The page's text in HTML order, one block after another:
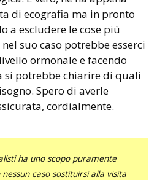
di ecografia ma in pronto
a escludere le cose più
suo caso potrebbe esserci
ormonale e facendo
si potrebbe chiarire di quali
Spero di averle
cordialmente.
ha uno scopo puramente
caso sostituirsi alla visita